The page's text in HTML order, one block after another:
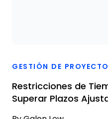
GESTIÓN DE
Restricciones de
Superar Plazos